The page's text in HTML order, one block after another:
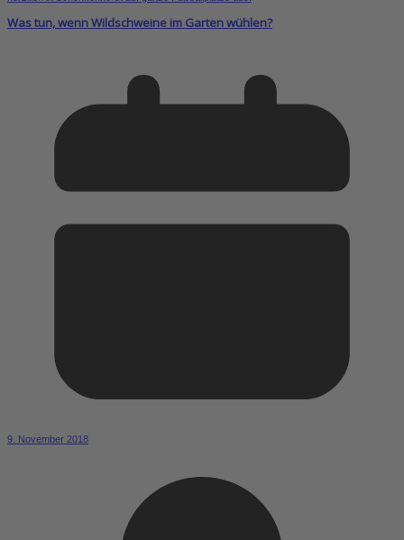
Was tun, wenn Wildschweine im Garten wühlen?
9. November 2018